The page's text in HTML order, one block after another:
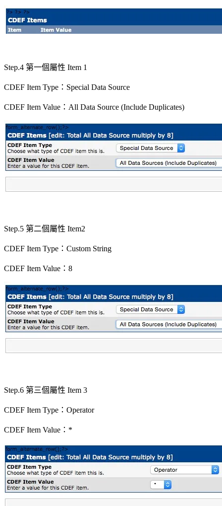
Step.4 第一個屬性 Item 1
CDEF Item Type：Special Data Source
CDEF Item Value：All Data Source (Include Duplicates)
Step.5 第二個屬性 Item2
CDEF Item Type：Custom String
CDEF Item Value：8
Step.6 第三個屬性 Item 3
CDEF Item Type：Operator
CDEF Item Value：*